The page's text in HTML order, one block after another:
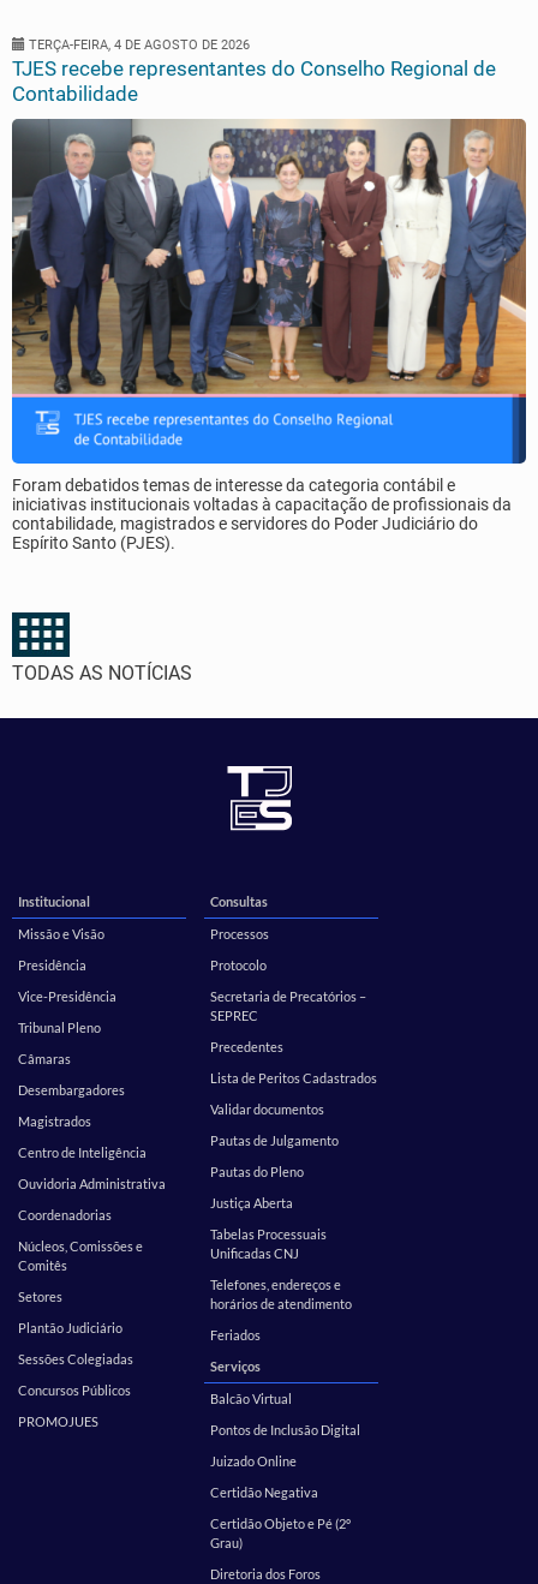
TERÇA-FEIRA, 4 DE AGOSTO DE 2026
TJES recebe representantes do Conselho Regional de
Contabilidade
Foram debatidos temas de interesse da categoria contábil e
iniciativas institucionais voltadas à capacitação de profissionais da
contabilidade, magistrados e servidores do Poder Judiciário do
Espírito Santo (PJES).
TODAS AS NOTÍCIAS
Institucional
Missão e Visão
Presidência
Vice-Presidência
Tribunal Pleno
Câmaras
Desembargadores
Magistrados
Centro de Inteligência
Ouvidoria Administrativa
Coordenadorias
Núcleos, Comissões e
Comitês
Setores
Plantão Judiciário
Sessões Colegiadas
Concursos Públicos
PROMOJUES
Consultas
Processos
Protocolo
Secretaria de Precatórios –
SEPREC
Precedentes
Lista de Peritos Cadastrados
Validar documentos
Pautas de Julgamento
Pautas do Pleno
Justiça Aberta
Tabelas Processuais
Unificadas CNJ
Telefones, endereços e
horários de atendimento
Feriados
Serviços
Balcão Virtual
Pontos de Inclusão Digital
Juizado Online
Certidão Negativa
Certidão Objeto e Pé (2º
Grau)
Diretoria dos Foros